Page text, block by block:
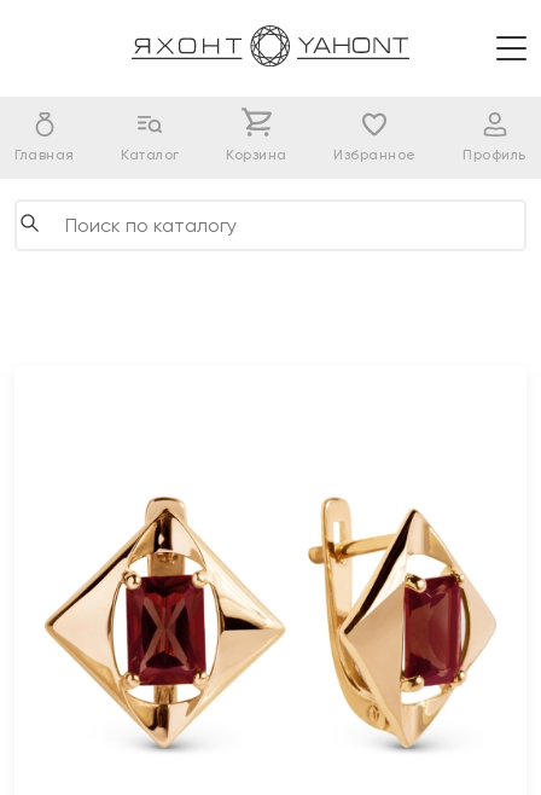
Главная Каталог Корзина Избранное Профиль